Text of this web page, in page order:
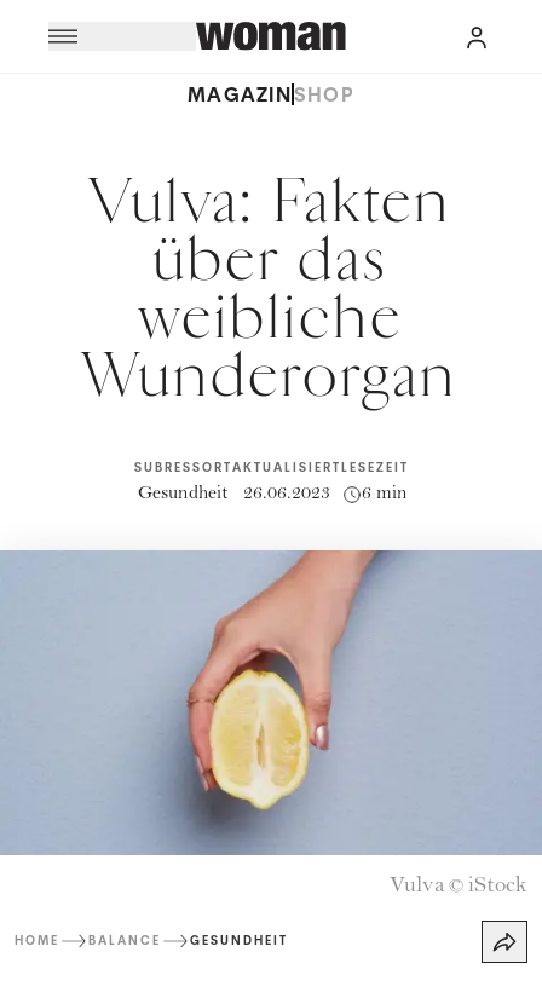
MAGAZINSHOP
Vulva: Fakten
über das
weibliche
Wunderorgan
SUBRESSORT
Gesundheit
AKTUALISIERT
26.06.2023
LESEZEIT
6 min
Vulva © iStock
HOME BALANCE GESUNDHEIT